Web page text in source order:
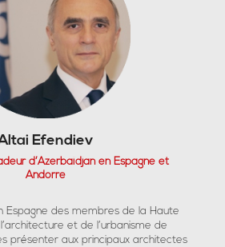
Efendiev
d’Azerbaïdjan en Espagne et
Andorre
Espagne des membres de la Haute
et de l’urbanisme de
présenter aux principaux architectes